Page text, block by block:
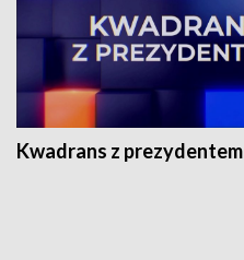
Kwadrans z prezydentem